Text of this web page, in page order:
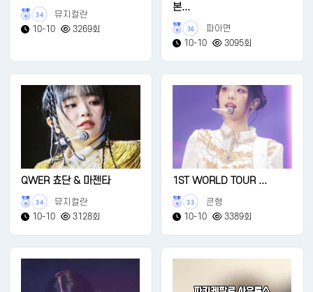
34
뮤지컬란
10-10
3269회
본...
36
파아면
10-10
3095회
QWER 쵸단 & 마젠타
34
뮤지컬란
10-10
3128회
1ST WORLD TOUR ...
33
큰형
10-10
3389회